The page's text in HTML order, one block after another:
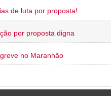
de luta por proposta!
por proposta digna
no Maranhão